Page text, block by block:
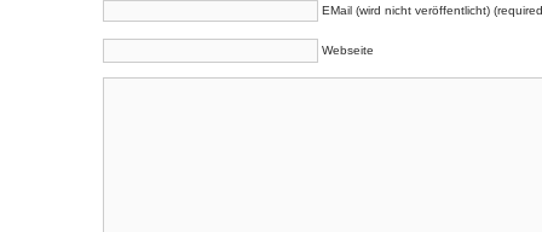
EMail (wird nicht veröffentlicht)
Webseite